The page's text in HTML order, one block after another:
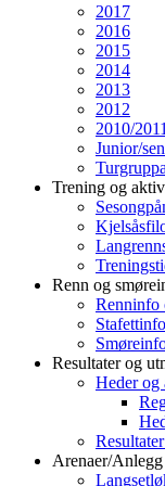
2017
2016
2015
2014
2013
2012
2010/2011
Junior/
Turgruppa
Trening og
Renn og
Renninfo
Stafettinfo
Resultater og
Heder og
Arenaer/Anlegg